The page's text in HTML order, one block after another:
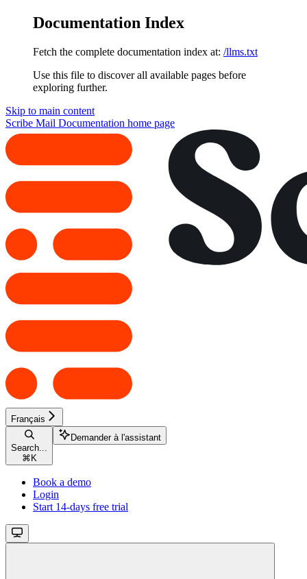
Documentation Index
Fetch the complete documentation index at: /llms.txt
Use this file to discover all available pages before
exploring further.
Skip to main content
Scribe Mail Documentation home page
Français
Search...
⌘ K
Demander à l'assistant
Book a demo
Login
Start 14-days free trial